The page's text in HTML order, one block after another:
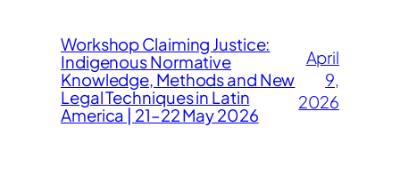
Workshop Claiming Justice:
Indigenous Normative
Knowledge, Methods and New
Legal Techniques in Latin
America | 21–22 May 2026
April
9,
2026